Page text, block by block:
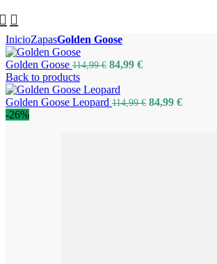
InicioZapasGolden Goose
Golden Goose 114,99€ 84,99 €
Back to products
Golden Goose Leopard 114,99€ 84,99 €
-26%